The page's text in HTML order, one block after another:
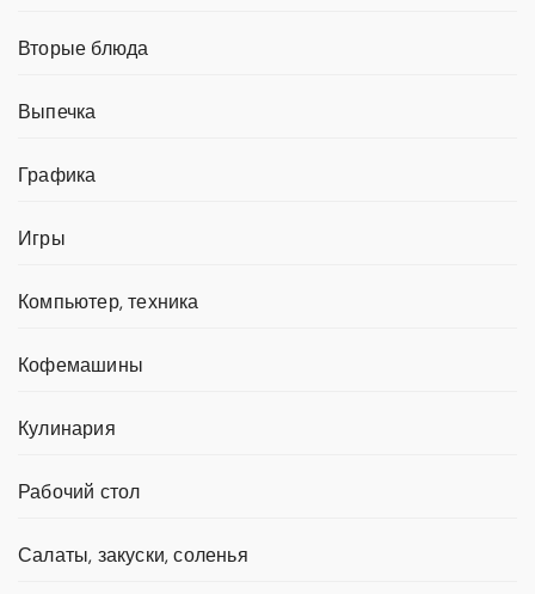
Вторые блюда
Выпечка
Графика
Игры
Компьютер, техника
Кофемашины
Кулинария
Рабочий стол
Салаты, закуски, соленья